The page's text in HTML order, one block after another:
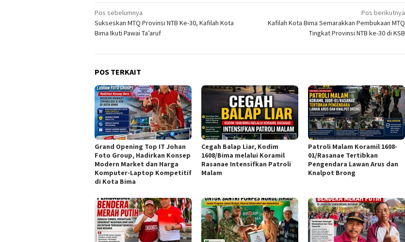
Navigasi
pos
Pos sebelumnya
Sukseskan MTQ Provinsi NTB Ke-30, Kafilah Kota
Bima Ikuti Pawai Ta’aruf
Pos berikutnya
Kafilah Kota Bima Semarakkan Pembukaan MTQ
Tingkat Provinsi NTB ke-30 di KSB
POS TERKAIT
Grand Opening Top IT Johan
Foto Group, Hadirkan Konsep
Modern Market dan Harga
Komputer-Laptop Kompetitif
di Kota Bima
Cegah Balap Liar, Kodim
1608/Bima melalui Koramil
Rasanae Intensifkan Patroli
Malam
Patroli Malam Koramil 1608-
01/Rasanae Tertibkan
Pengendara Lawan Arus dan
Knalpot Brong